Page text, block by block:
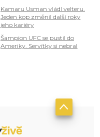
Kamaru Usman vládl velteru.
Jeden kop změnil další roky
jeho kariéry
Šampion UFC se pustil do
Ameriky. Servítky si nebral